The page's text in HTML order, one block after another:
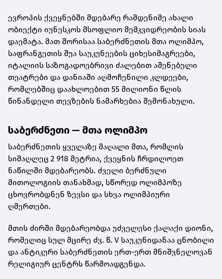
ევროპის ქვეყნებში მდებარე რამდენიმე ახალი
ობიექტი იუნესკოს მსოფლიო მემკვიდრეობის სიას
დაემატა. მათ შორისაა საბერძნეთის მთა ოლიმპო,
საფრანგეთის შუა საუკუნეების ციხესიმაგრეები,
იტალიის საზოგადოებრივი ძალებით აშენებული
თეატრები და დანიაში აღმოჩენილი კლდეები,
რომლებშიც დაახლოებით 55 მილიონი წლის
წინანდელი თევზების ნამარხებია შემონახული.
საბერძნეთი — მთა ოლიმპო
საბერძნეთის ყველაზე მაღალი მთა, რომლის
სიმაღლეც 2 918 მეტრია, ქვეყნის ჩრდილოეთ
ნაწილში მდებარეობს. ძველი ბერძნული
მითოლოგიის თანახმად, სწორედ ოლიმპოზე
ცხოვრობდნენ ზევსი და სხვა ოლიმპიური
ღმერთები.
მთის ძირში მდებარეობდა უძველესი ქალაქი დიონი,
რომელიც სულ მცირე ძვ. წ. V საუკუნიდანაა ცნობილი
და ანტიკური საბერძნეთის ერთ-ერთ მნიშვნელოვან
რელიგიურ ცენტრს წარმოადგენდა.